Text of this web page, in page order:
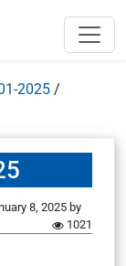
2025 /
8, 2025 by
1021